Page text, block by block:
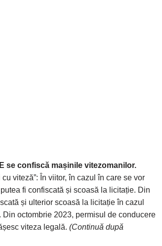
se confiscă mașinile vitezomanilor.
viteză”: În viitor, în cazul în care se vor
fi confiscată și scoasă la licitație. Din
și ulterior scoasă la licitație în cazul
octombrie 2023, permisul de conducere
viteza legală. (Continuă după